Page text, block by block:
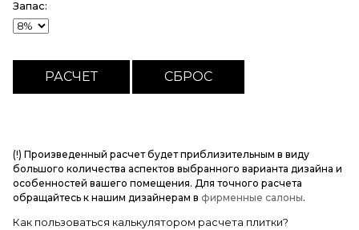
Запас:
(!) Произведенный расчет будет приблизительным в виду
большого количества аспектов выбранного варианта дизайна и
особенностей вашего помещения. Для точного расчета
обращайтесь к нашим дизайнерам в фирменные салоны.
Как пользоваться калькулятором расчета плитки?